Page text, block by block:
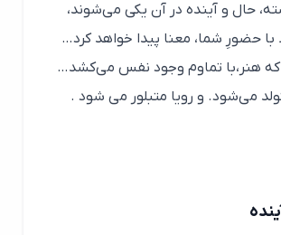
و آینده در آن یکی می‌شوند،
شما، معنا پیدا خواهد کرد…
هنر،با تماوم وجود نفس می‌کشد…
می‌شود. و رویا متبلور می شود .